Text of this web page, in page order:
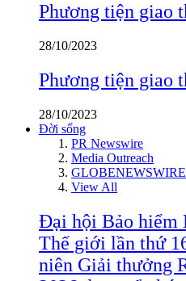
Phương tiện giao
28/10/2023
Phương tiện giao
28/10/2023
Đời sống
PR Newswire
Media Outreach
GLOBENEWSWIRE
View All
Đại hội Bảo hiểm
Thế giới lần thứ
niên Giải thưởng